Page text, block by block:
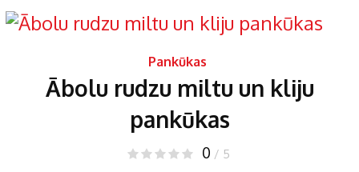
Pankūkas
Ābolu rudzu miltu un kliju
pankūkas
0 / 5